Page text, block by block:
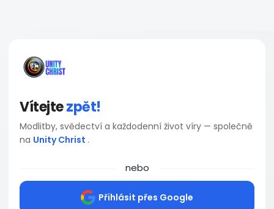
Vítejtezpět!
Modlitby, svědectví a každodenní život víry — společně
na Unity Christ .
nebo
Přihlásit přes Google